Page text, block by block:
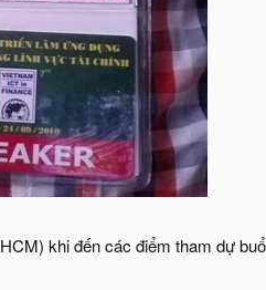
khi đến các điểm tham dự